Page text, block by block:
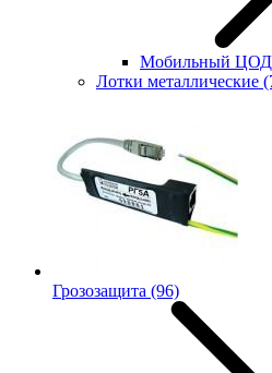
Мобильный ЦОД
Лотки металлические
Грозозащита (96)